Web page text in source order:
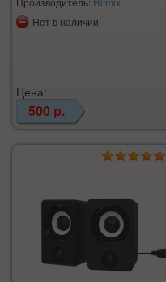
Нет в наличии
Цена:
500 р.